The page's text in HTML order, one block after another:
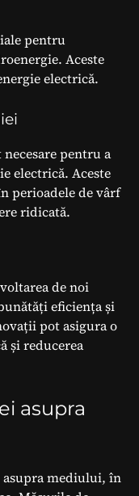
pentru
Aceste
electrică.
pentru a
electrică. Aceste
perioadele de vârf
ridicată.
de noi
eficiența și
pot asigura o
și reducerea
asupra
asupra mediului, în